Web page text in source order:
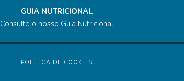
GUIA NUTRICIONAL
Consulte o nosso Guia Nutricional
POLÍTICA DE COOKIES